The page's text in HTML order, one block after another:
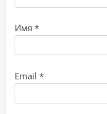
Имя *
Email *